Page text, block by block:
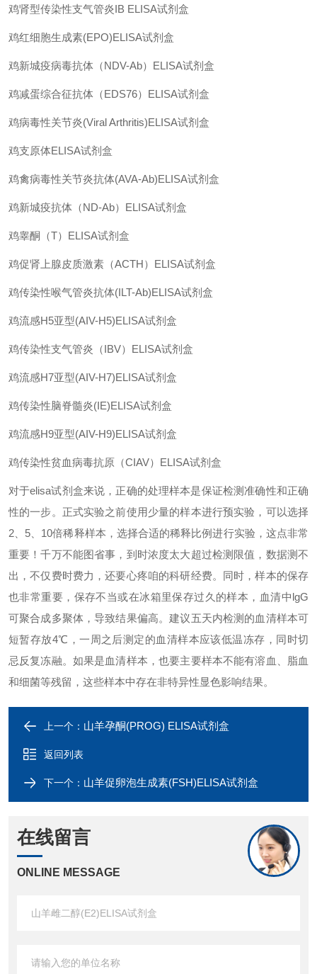
鸡肾型传染性支气管炎IB ELISA试剂盒
鸡红细胞生成素(EPO)ELISA试剂盒
鸡新城疫病毒抗体（NDV-Ab） ELISA试剂盒
鸡减蛋综合征抗体（EDS76） ELISA试剂盒
鸡病毒性关节炎(Viral Arthritis)ELISA试剂盒
鸡支原体ELISA试剂盒
鸡禽病毒性关节炎抗体(AVA-Ab)ELISA试剂盒
鸡新城疫抗体（ND-Ab） ELISA试剂盒
鸡睾酮（T） ELISA试剂盒
鸡促肾上腺皮质激素（ACTH） ELISA试剂盒
鸡传染性喉气管炎抗体(ILT-Ab)ELISA试剂盒
鸡流感H5亚型(AIV-H5)ELISA试剂盒
鸡传染性支气管炎（IBV） ELISA试剂盒
鸡流感H7亚型(AIV-H7)ELISA试剂盒
鸡传染性脑脊髓炎(IE)ELISA试剂盒
鸡流感H9亚型(AIV-H9)ELISA试剂盒
鸡传染性贫血病毒抗原（CIAV） ELISA试剂盒
对于elisa试剂盒来说，正确的处理样本是保证检测准确性和正确
性的一步。正式实验之前使用少量的样本进行预实验，可以选择
2
5 10倍稀释样本，选择合适的稀释比例进行实验，这点非常
重要！千万不能图省事，到时浓度太大超过检测限值，数据测不
出，不仅费时费力，还要心疼咱的科研经费。同时，样本的保存
也非常重要，保存不当或在冰箱里保存过久的样本，血清中lgG
可聚合成多聚体，导致结果偏高。建议五天内检测的血清样本可
短暂存放4℃ ，一周之后测定的血清样本应该低温冻存，同时切
忌反复冻融。如果是血清样本，也要主要样本不能有溶血、脂血
和细菌等残留，这些样本中存在非特异性显色影响结果。
上一个： 山羊孕酮(PROG) ELISA试剂盒
返回列表
下一个： 山羊促卵泡生成素(FSH)ELISA试剂盒
在线留言
ONLINE MESSAGE